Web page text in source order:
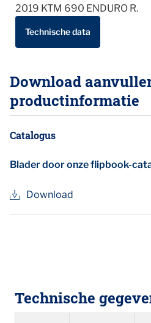
2019 KTM 690 ENDURO R.
Technische data
Download
productinformatie
Catalogus
Blader door onze flipbook-
Download
Technische